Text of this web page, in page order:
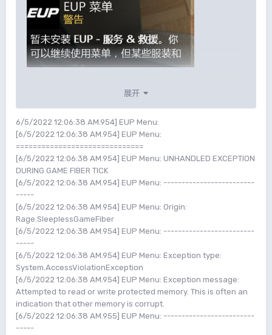
展开
6/5/2022 12:06:38 AM.954] EUP Menu:
[6/5/2022 12:06:38 AM.954] EUP Menu:
==============================
[6/5/2022 12:06:38 AM.954] EUP Menu: UNHANDLED EXCEPTION
DURING GAME FIBER TICK
[6/5/2022 12:06:38 AM.954] EUP Menu: -------------------------
-----
[6/5/2022 12:06:38 AM.954] EUP Menu: Origin:
Rage.SleeplessGameFiber
[6/5/2022 12:06:38 AM.954] EUP Menu: -------------------------
-----
[6/5/2022 12:06:38 AM.954] EUP Menu: Exception type:
System.AccessViolationException
[6/5/2022 12:06:38 AM.954] EUP Menu: Exception message:
Attempted to read or write protected memory. This is often an
indication that other memory is corrupt.
[6/5/2022 12:06:38 AM.955] EUP Menu: -------------------------
-----